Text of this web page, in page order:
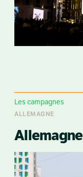
Les campagnes
ALLEMAGNE
Allemagne